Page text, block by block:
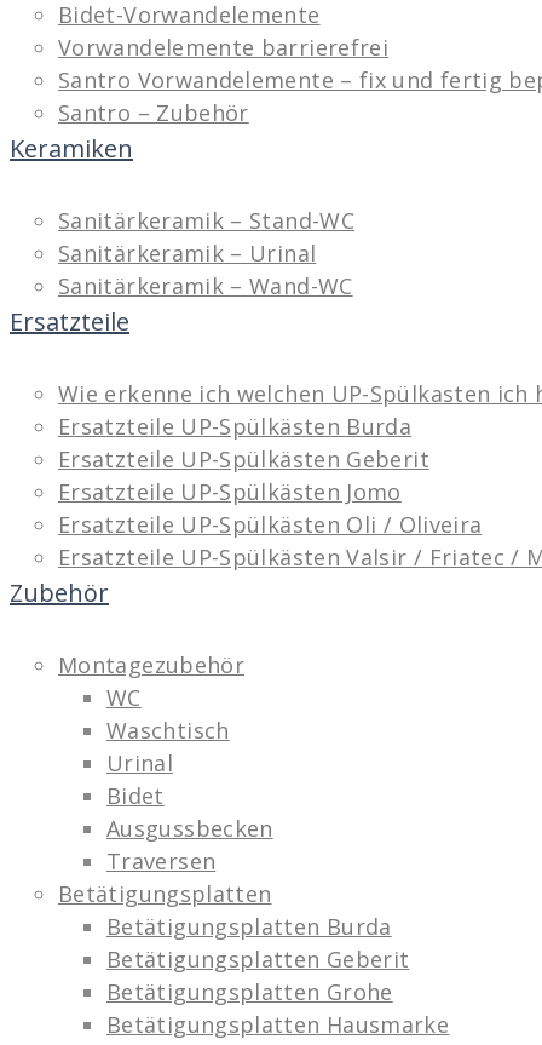
Bidet-Vorwandelemente
Vorwandelemente barrierefrei
Santro Vorwandelemente – fix und fertig
Santro – Zubehör
Keramiken
Sanitärkeramik – Stand-WC
Sanitärkeramik – Urinal
Sanitärkeramik – Wand-WC
Ersatzteile
Wie erkenne ich welchen UP-Spülkasten ich
Ersatzteile UP-Spülkästen Burda
Ersatzteile UP-Spülkästen Geberit
Ersatzteile UP-Spülkästen Jomo
Ersatzteile UP-Spülkästen Oli / Oliveira
Ersatzteile UP-Spülkästen Valsir / Friatec /
Zubehör
Montagezubehör
WC
Waschtisch
Urinal
Bidet
Ausgussbecken
Traversen
Betätigungsplatten
Betätigungsplatten Burda
Betätigungsplatten Geberit
Betätigungsplatten Grohe
Betätigungsplatten Hausmarke